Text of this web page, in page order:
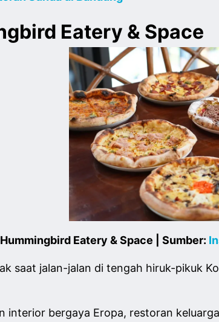
Eatery & Space
Hummingbird Eatery & Space | Sumber:
saat jalan-jalan di tengah hiruk-pikuk
interior bergaya Eropa, restoran